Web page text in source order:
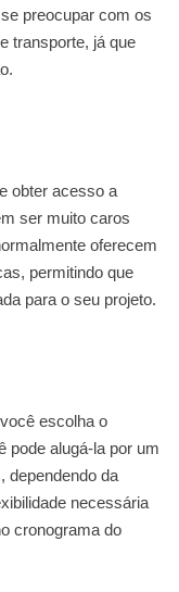
preocupar com os
transporte, já que
obter acesso a
ser muito caros
oferecem
permitindo que
para o seu projeto.
escolha o
pode alugá-la por um
dependendo da
necessária
cronograma do